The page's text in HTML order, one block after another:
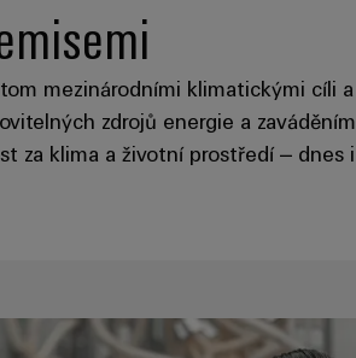
mezinárodními klimatickými cíli a
zdrojů energie a zaváděním
za klima a životní prostředí – dnes i